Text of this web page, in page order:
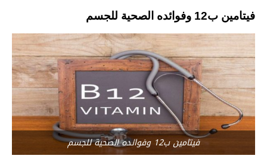
فيتامين ب12 وفوائده الصحية للجسم
فيتامين ب12 وفوائده الصحية للجسم